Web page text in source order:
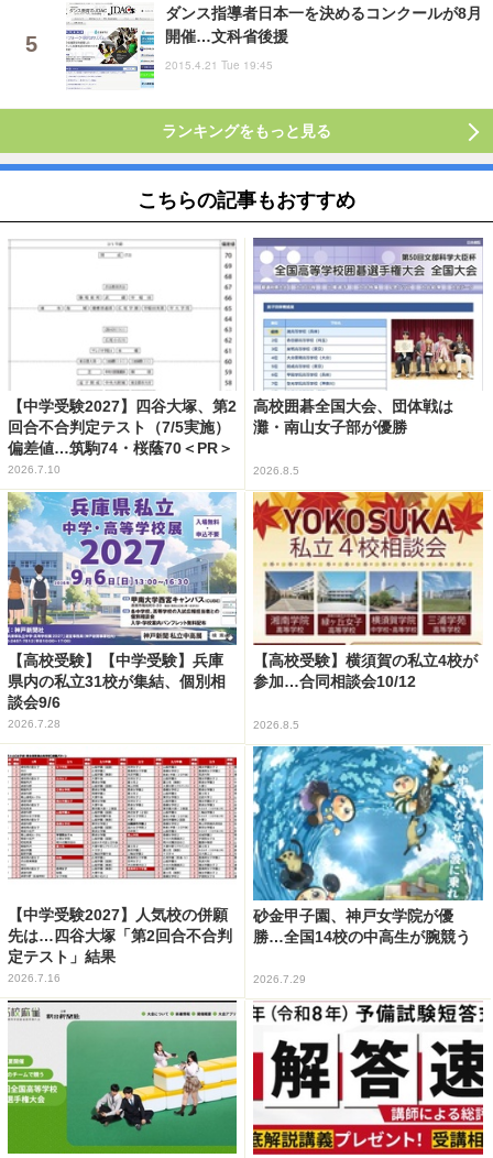
ダンス指導者日本一を決めるコンクールが8月
開催…文科省後援
2015.4.21 Tue 19:45
ランキングをもっと見る
こちらの記事もおすすめ
【中学受験2027】四谷大塚、第2
回合不合判定テスト（7/5実施）
偏差値…筑駒74・桜蔭70＜PR＞
2026.7.10
高校囲碁全国大会、団体戦は
灘・南山女子部が優勝
2026.8.5
【高校受験】【中学受験】兵庫
県内の私立31校が集結、個別相
談会9/6
2026.7.28
【高校受験】横須賀の私立4校が
参加…合同相談会10/12
2026.8.5
【中学受験2027】人気校の併願
先は…四谷大塚「第2回合不合判
定テスト」結果
2026.7.16
砂金甲子園、神戸女学院が優
勝…全国14校の中高生が腕競う
2026.7.29